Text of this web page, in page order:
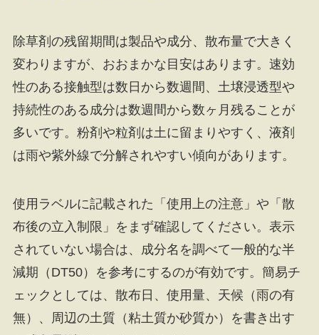
除草剤の残留期間は製品や成分、散布量で大きく
変わりますが、おおまかな目安はあります。速効
性のある接触型は数日から数週間、土壌浸透型や
持続性のある成分は数週間から数ヶ月残ることが
多いです。粉剤や粒剤は土に留まりやすく、液剤
は雨や紫外線で分解されやすい傾向があります。
使用ラベルに記載された「使用上の注意」や「散
布後の立入制限」をまず確認してください。表示
されていない場合は、成分名を調べて一般的な半
減期（DT50）を参考にするのが有効です。簡易チ
ェックとしては、散布日、使用量、天候（雨の有
無）、周辺の土質（粘土質か砂質か）を書き出す